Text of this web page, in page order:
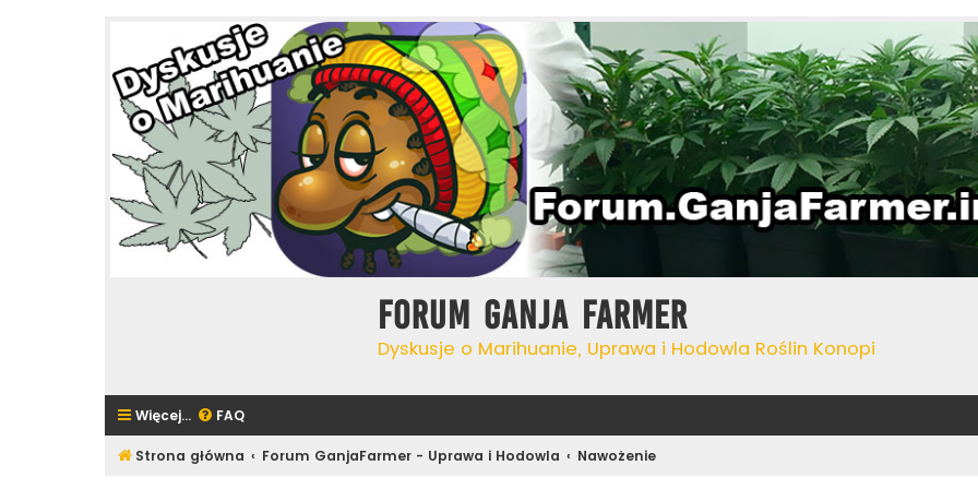
Forum Ganja Farmer
Dyskusje o Marihuanie, Uprawa i Hodowla Roślin Konopi
Więcej… FAQ
Strona główna Forum GanjaFarmer - Uprawa i Hodowla Nawożenie